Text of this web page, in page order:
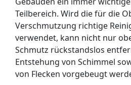
Teilbereich. Wird die für die
Verschmutzung richtige
verwendet, kann nicht nur
Schmutz rückstandslos
Entstehung von Schimmel
von Flecken vorgebeugt